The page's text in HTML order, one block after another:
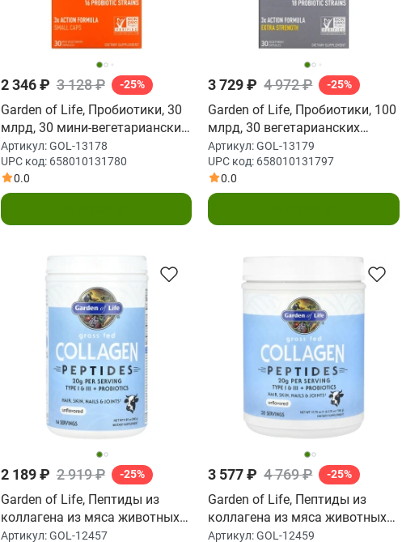
2 346 ₽ 3 128 ₽ -25%
Garden of Life, Пробиотики, 30
млрд, 30 мини-вегетарианских
капсул
Артикул:GOL-13178
UPC код: 658010131780
0.0
3 729 ₽ 4 972 ₽ -25%
Garden of Life, Пробиотики, 100
млрд, 30 вегетарианских
капсул
Артикул:GOL-13179
UPC код: 658010131797
0.0
2 189 ₽ 2 919 ₽ -25%
Garden of Life, Пептиды из
коллагена из мяса животных
травяного откорма, без
Артикул:GOL-12457
3 577 ₽ 4 769 ₽ -25%
Garden of Life, Пептиды из
коллагена из мяса животных
травяного откорма, без
Артикул:GOL-12459